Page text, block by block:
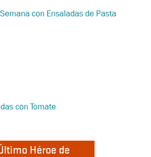
con Ensaladas de Pasta
con Tomate
Héroe de